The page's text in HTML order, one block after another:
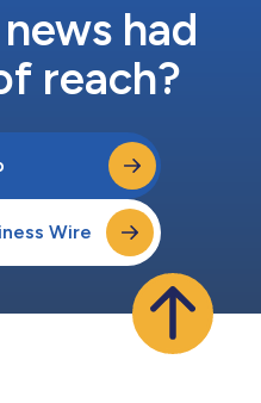
had
reach?
Wire